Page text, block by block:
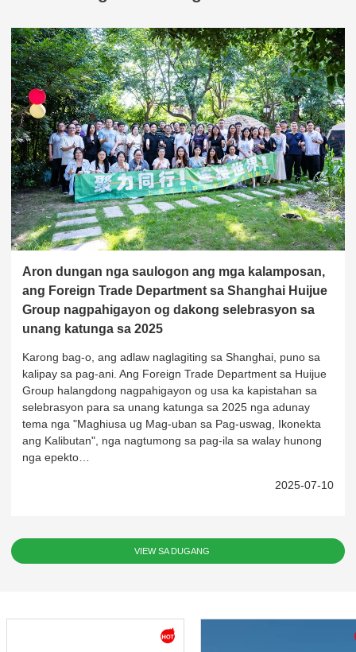
Aron dungan nga saulogon ang mga kalamposan,
ang Foreign Trade Department sa Shanghai Huijue
Group nagpahigayon og dakong selebrasyon sa
unang katunga sa 2025
Karong bag-o, ang adlaw naglagiting sa Shanghai, puno sa
kalipay sa pag-ani. Ang Foreign Trade Department sa Huijue
Group halangdong nagpahigayon og usa ka kapistahan sa
selebrasyon para sa unang katunga sa 2025 nga adunay
tema nga "Maghiusa ug Mag-uban sa Pag-uswag, Ikonekta
ang Kalibutan", nga nagtumong sa pag-ila sa walay hunong
nga epekto…
2025-07-10
VIEW SA DUGANG
x
Makipag-ugnayan
Ania kami aron pagtubag sa imong mga pangutana ug paghatag sa mga solusyon sa
enerhiya nga labing haum sa imong mga panginahanglan.
Send Mensahe